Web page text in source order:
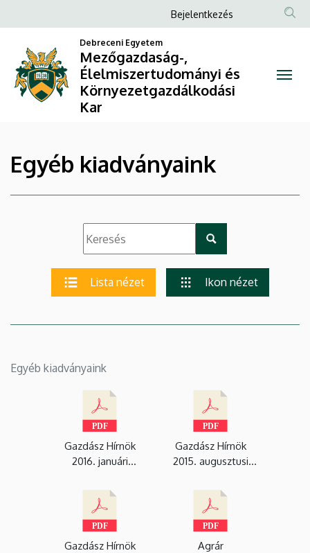
Mezőgazdaság-,
Élelmiszertudományi
és
Kar
a
Anonim
fiók
menüje
Bejelentkezés
Debreceni Egyetem
Mezőgazdaság-,
Élelmiszertudományi és
Környezetgazdálkodási
Kar
Egyéb kiadványaink
Lista nézet Ikon nézet
Egyéb kiadványaink
Gazdász Hírnök
2016. januári
Gazdász Hírnök
2015. augusztusi
Gazdász Hírnök
Agrár